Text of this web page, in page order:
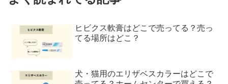
ヒビクス軟膏はどこで売ってる？売っ
てる場所はどこ？
犬・猫用のエリザベスカラーはどこで